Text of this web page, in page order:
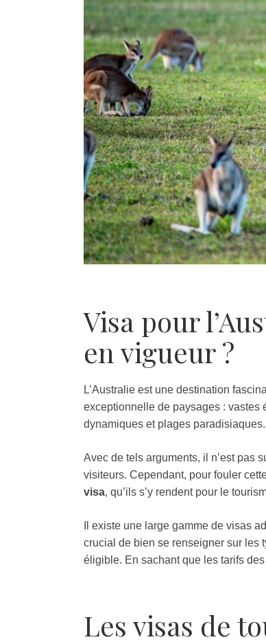
Visa pour
en vigueur ?
L’Australie est une destination
exceptionnelle de paysages : vastes
dynamiques et plages paradisiaques.
Avec de tels arguments, il n’est pas
visiteurs. Cependant, pour fouler
visa, qu’ils s’y rendent pour le
Il existe une large gamme de visas
crucial de bien se renseigner sur les
éligible. En sachant que les tarifs
Les visas de